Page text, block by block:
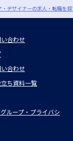
・デザイナーの求人・転職を
合わせ
合わせ
ち資料一覧
ループ・プライバシ